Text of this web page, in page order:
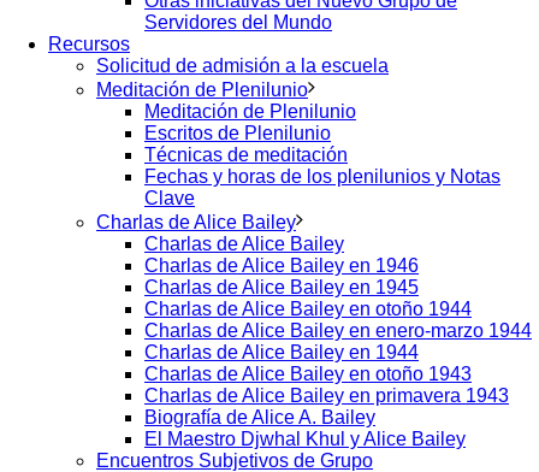
Servidores del Mundo
Recursos
Solicitud de admisión a la escuela
Meditación de Plenilunio
Meditación de Plenilunio
Escritos de Plenilunio
Técnicas de meditación
Fechas y horas de los plenilunios y Notas
Clave
Charlas de Alice Bailey
Charlas de Alice Bailey
Charlas de Alice Bailey en 1946
Charlas de Alice Bailey en 1945
Charlas de Alice Bailey en otoño 1944
Charlas de Alice Bailey en enero-marzo 1944
Charlas de Alice Bailey en 1944
Charlas de Alice Bailey en otoño 1943
Charlas de Alice Bailey en primavera 1943
Biografía de Alice A. Bailey
El Maestro Djwhal Khul y Alice Bailey
Encuentros Subjetivos de Grupo